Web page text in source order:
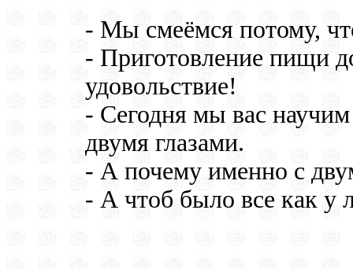
- Мы смеёмся потому,
- Приготовление пищи
удовольствие!
- Сегодня мы вас
двумя глазами.
- А почему именно с
- А чтоб было все как у